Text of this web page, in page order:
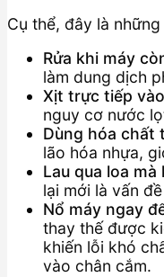
Cụ thể, đây là
Rửa khi máy
làm dung dịch
Xịt trực tiếp
nguy cơ nước
Dùng hóa chất
lão hóa nhựa,
Lau qua loa
lại mới là vấn
Nổ máy ngay
thay thế được
khiến lỗi khó
vào chân cắm.